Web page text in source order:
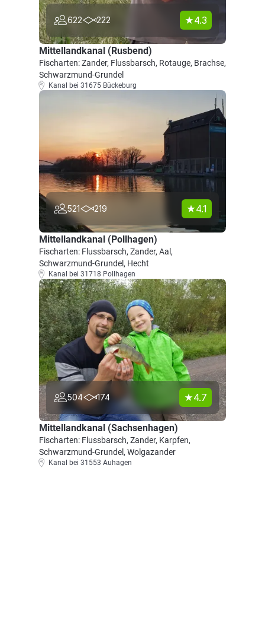
622 222 4.3
Mittellandkanal (Rusbend)
Fischarten: Zander, Flussbarsch, Rotauge, Brachse,
Schwarzmund-Grundel
Kanal bei 31675 Bückeburg
521 219 4.1
Mittellandkanal (Pollhagen)
Fischarten: Flussbarsch, Zander, Aal,
Schwarzmund-Grundel, Hecht
Kanal bei 31718 Pollhagen
504 174 4.7
Mittellandkanal (Sachsenhagen)
Fischarten: Flussbarsch, Zander, Karpfen,
Schwarzmund-Grundel, Wolgazander
Kanal bei 31553 Auhagen